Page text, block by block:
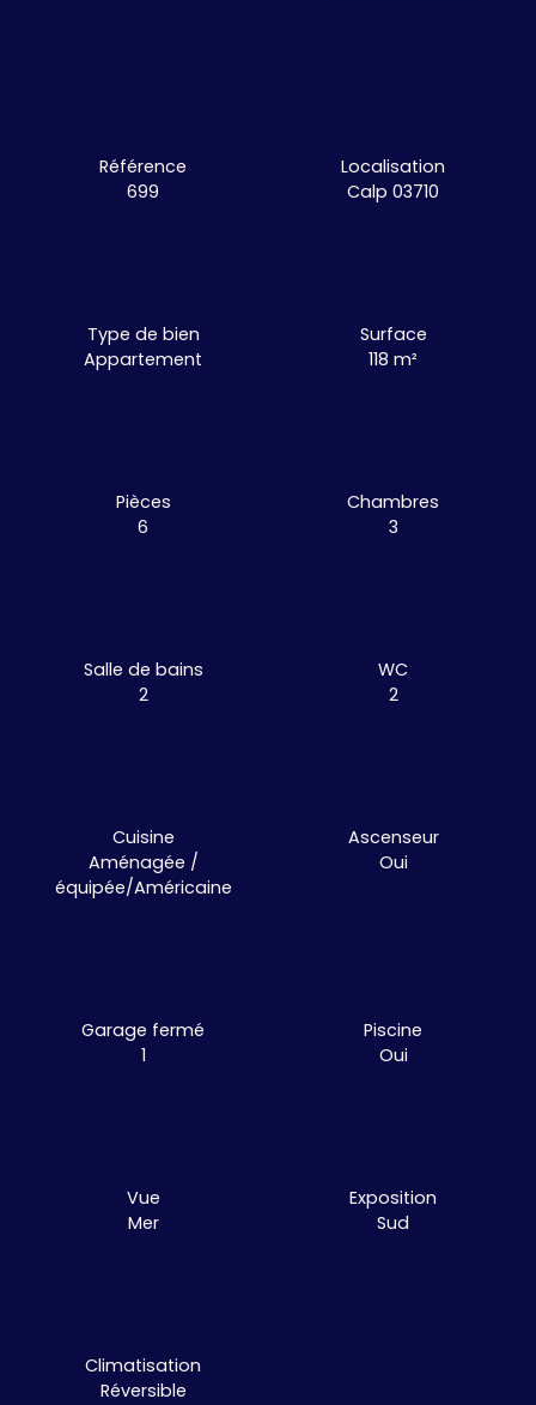
Référence
699
Localisation
Calp 03710
Type de bien
Appartement
Surface
118 m²
Pièces
6
Chambres
3
Salle de bains
2
WC
2
Cuisine
Aménagée /
équipée/Américaine
Ascenseur
Oui
Garage fermé
1
Piscine
Oui
Vue
Mer
Exposition
Sud
Climatisation
Réversible